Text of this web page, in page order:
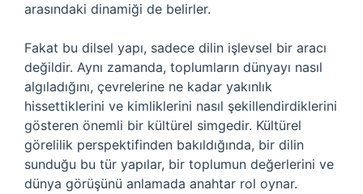
arasındaki dinamiği de belirler.
Fakat bu dilsel yapı, sadece dilin işlevsel bir aracı
değildir. Aynı zamanda, toplumların dünyayı nasıl
algıladığını, çevrelerine ne kadar yakınlık
hissettiklerini ve kimliklerini nasıl şekillendirdiklerini
gösteren önemli bir kültürel simgedir. Kültürel
görelilik perspektifinden bakıldığında, bir dilin
sunduğu bu tür yapılar, bir toplumun değerlerini ve
dünya görüşünü anlamada anahtar rol oynar.